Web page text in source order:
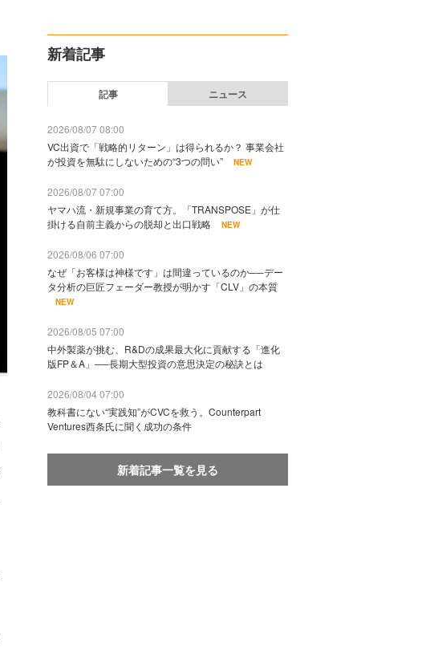
新着記事
記事 ニュース
2026/08/07 08:00
VC出資で「戦略的リターン」は得られるか？ 事業会社
が投資を無駄にしないための“3つの問い”
NEW
2026/08/07 07:00
ヤマハ流・新規事業の育て方。「TRANSPOSE」が仕
掛ける自前主義からの脱却と出口戦略
NEW
2026/08/06 07:00
なぜ「お客様は神様です」は間違っているのか──デー
タ分析の巨匠フェーダー教授が明かす「CLV」の本質
NEW
2026/08/05 07:00
中外製薬が挑む、R&Dの成果最大化に貢献する「進化
版FP＆A」──長期大型投資の意思決定の秘訣とは
2026/08/04 07:00
教科書にない“実践知”がCVCを救う。Counterpart
Ventures西条氏に聞く成功の条件
新着記事一覧を見る